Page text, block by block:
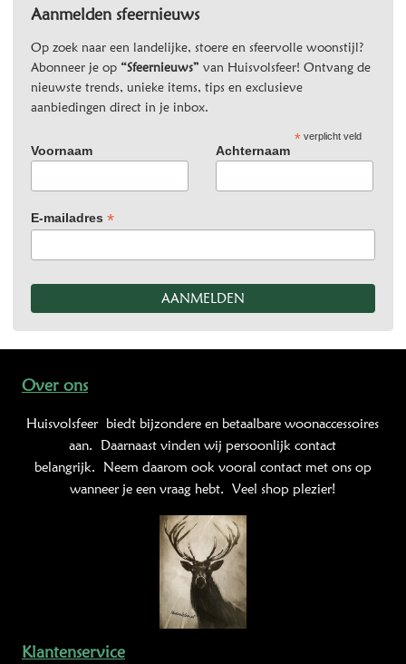
Aanmelden sfeernieuws
Op zoek naar een landelijke, stoere en sfeervolle woonstijl?
Abonneer je op “Sfeernieuws” van Huisvolsfeer! Ontvang de
nieuwste trends, unieke items, tips en exclusieve
aanbiedingen direct in je inbox.
*verplicht veld
Voornaam Achternaam
E-mailadres *
Over ons
Huisvolsfeer biedt bijzondere en betaalbare woonaccessoires
aan. Daarnaast vinden wij persoonlijk contact
belangrijk. Neem daarom ook vooral contact met ons op
wanneer je een vraag hebt. Veel shop plezier!
Klantenservice